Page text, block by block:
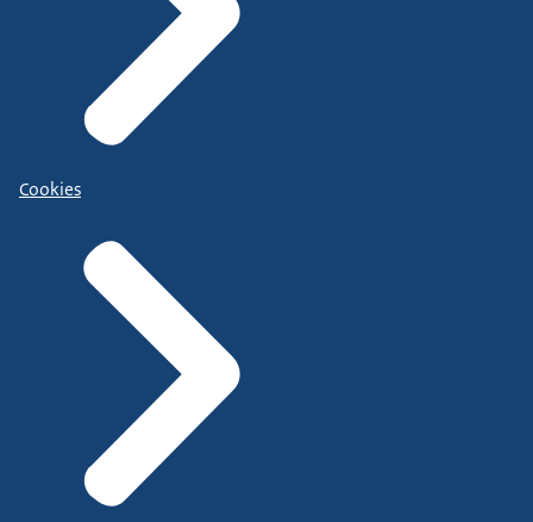
Cookies